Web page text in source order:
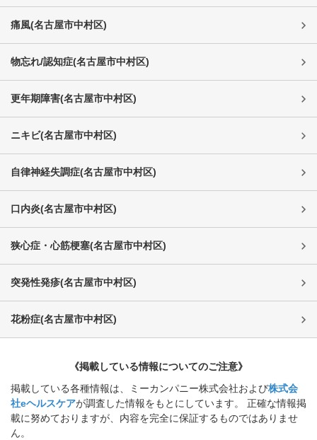
痛風(名古屋市中村区)
物忘れ/認知症(名古屋市中村区)
更年期障害(名古屋市中村区)
ニキビ(名古屋市中村区)
自律神経失調症(名古屋市中村区)
口内炎(名古屋市中村区)
狭心症・心筋梗塞(名古屋市中村区)
突発性発疹(名古屋市中村区)
花粉症(名古屋市中村区)
《掲載している情報についてのご注意》
掲載している各種情報は、ミーカンパニー株式会社および株式会
社eヘルスケアが調査した情報をもとにしています。 正確な情報掲
載に努めておりますが、内容を完全に保証するものではありませ
ん。